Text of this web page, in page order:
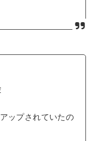
ップされていたの